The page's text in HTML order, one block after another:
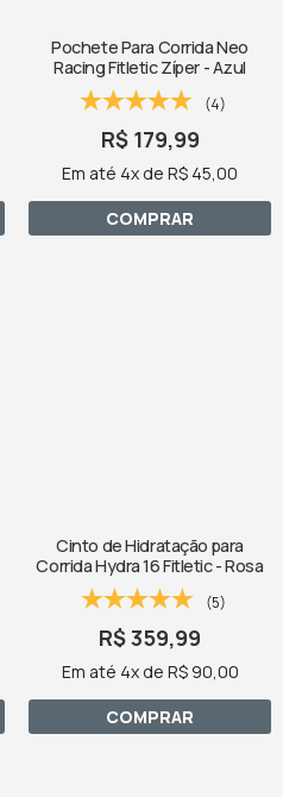
Pochete Para Corrida Neo
Racing Fitletic Zíper - Azul
(4)
R$ 179,99
Em até 4x de R$ 45,00
COMPRAR
Cinto de Hidratação para
Corrida Hydra 16 Fitletic - Rosa
(5)
R$ 359,99
Em até 4x de R$ 90,00
COMPRAR